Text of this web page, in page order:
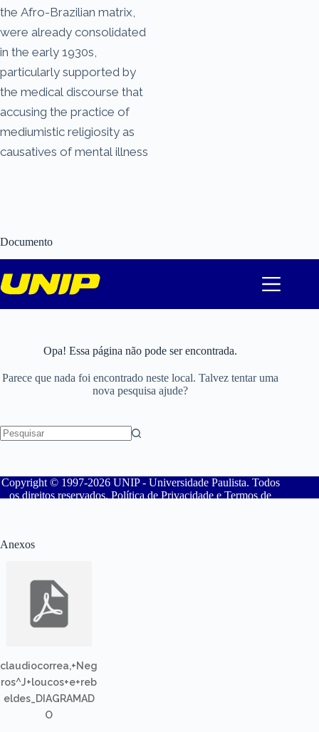
Documento
Anexos
claudiocorrea,+Neg
ros^J+loucos+e+reb
eldes_DIAGRAMAD
O
the Afro-Brazilian matrix,
were already consolidated
in the early 1930s,
particularly supported by
the medical discourse that
accusing the practice of
mediumistic religiosity as
causatives of mental illness